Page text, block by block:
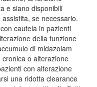
e siano disponibili
se necessario.
cautela in pazienti
della funzione
di midazolam
o alterazione
con alterazione
una ridotta clearance